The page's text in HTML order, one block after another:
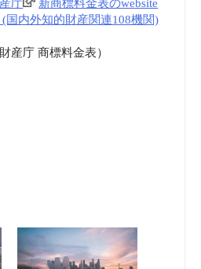
国内外知的財産関連108機関)
産庁 商標料金表）